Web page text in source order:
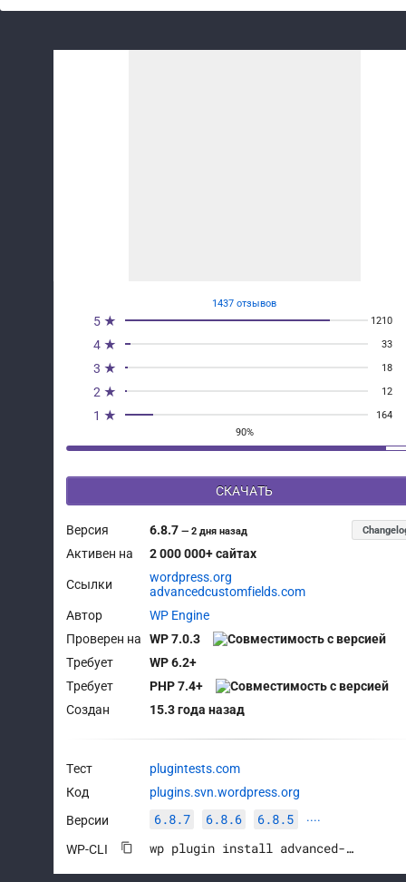
1437 отзывов
5 ★ 1210
4 ★ 33
3 ★ 18
2 ★ 12
1 ★
164
90%
СКАЧАТЬ
Версия 6.8.7—2 дня назад
Активен на 2 000 000+ сайтах
Ссылки
wordpress.org
advancedcustomfields.com
Автор
WP Engine
Проверен на
WP 7.0.3
Требует
WP 6.2+
Требует
PHP 7.4+
Создан
15.3 года назад
Тест
plugintests.com
Код
plugins.svn.wordpress.org
Версии
6.8.7 6.8.6 6.8.5 ····
WP-CLI wp plugin install advanced-custom-fields --activate